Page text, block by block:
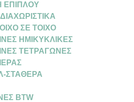
ΕΠΙΠΛΟΥ
ΣΕ ΤΟΙΧΟ
ΗΜΙΚΥΚΛΙΚΕΣ
ΤΕΤΡΑΓΩΝΕΣ
ΣΤΑΘΕΡΑ
BTW